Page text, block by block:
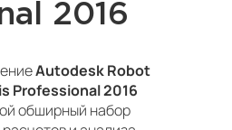
2016
Autodesk Robot
Professional 2016
обширный набор